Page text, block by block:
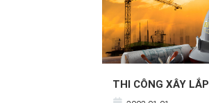
THI CÔNG XÂY LẮP